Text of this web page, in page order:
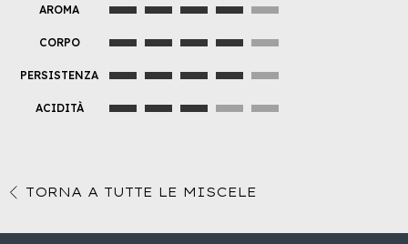
AROMA
CORPO
PERSISTENZA
ACIDITÀ
TORNA A TUTTE LE MISCELE